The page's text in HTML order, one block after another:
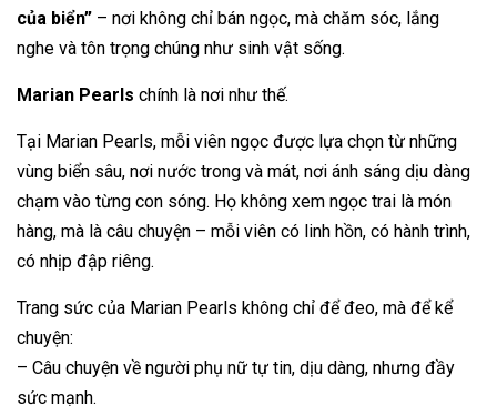
của biển” – nơi không chỉ bán ngọc, mà chăm sóc, lắng
nghe và tôn trọng chúng như sinh vật sống.
Marian Pearls chính là nơi như thế.
Tại Marian Pearls, mỗi viên ngọc được lựa chọn từ những
vùng biển sâu, nơi nước trong và mát, nơi ánh sáng dịu dàng
chạm vào từng con sóng. Họ không xem ngọc trai là món
hàng, mà là câu chuyện – mỗi viên có linh hồn, có hành trình,
có nhịp đập riêng.
Trang sức của Marian Pearls không chỉ để đeo, mà để kể
chuyện:
– Câu chuyện về người phụ nữ tự tin, dịu dàng, nhưng đầy
sức mạnh.